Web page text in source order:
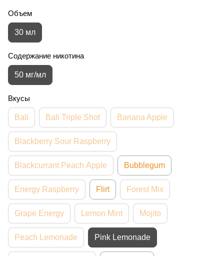
Объем
30 мл
Содержание никотина
50 мг/мл
Вкусы
Bali Bali Triple Shot Banana Apple
Blackberry Sour Raspberry
Blackcurrant Peach Apple Bubblegum
Energy Raspberry Flirt Forest Mix
Grape Energy Lemon Mint Mojito
Peach Lemonade Pink Lemonade